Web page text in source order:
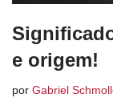
e origem!
por Gabriel